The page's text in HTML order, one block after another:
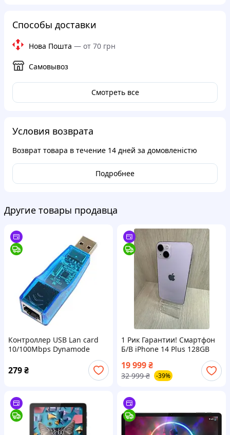
Способы доставки
Нова Пошта — от 70 грн
Самовывоз
Смотреть все
Условия возврата
Возврат товара в течение 14 дней за домовленістю
Подробнее
Другие товары продавца
Контроллер USB Lan card
10/100Mbps Dynamode
279₴
1 Рик Гарантии! Смартфон
Б/В iPhone 14 Plus 128GB
Purple (Grade B) АКБ 100%
19 999₴
32 999 ₴ -39%